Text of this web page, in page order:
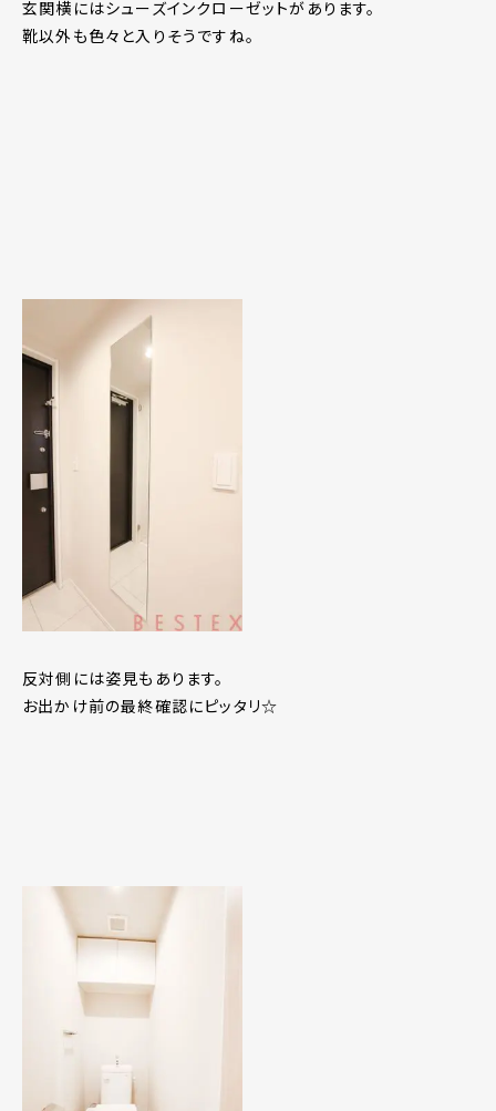
玄関横にはシューズインクローゼットがあります。
靴以外も色々と入りそうですね。
反対側には姿見もあります。
お出かけ前の最終確認にピッタリ☆